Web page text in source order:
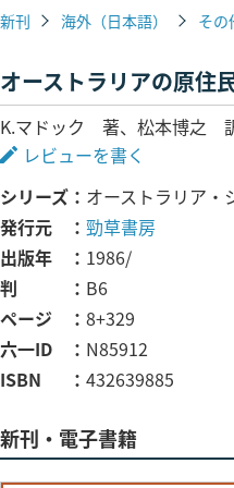
新刊 海外（日本語） その
オーストラリアの原住
K.マドック 著、松本博之
レビューを書く
シリーズ
オーストラリア・
発行元
勁草書房
出版年
1986/
判
B6
ページ
8+329
六一ID
N85912
ISBN
432639885
新刊・電子書籍